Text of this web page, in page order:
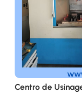
Centro de